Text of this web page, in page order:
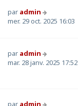
par admin
mer. 29 oct. 2025 16:03
par admin
mar. 28 janv. 2025 17:52
par admin